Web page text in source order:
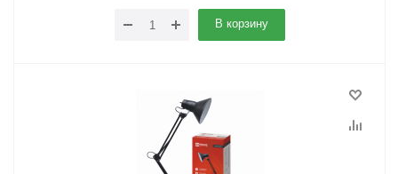
В корзину